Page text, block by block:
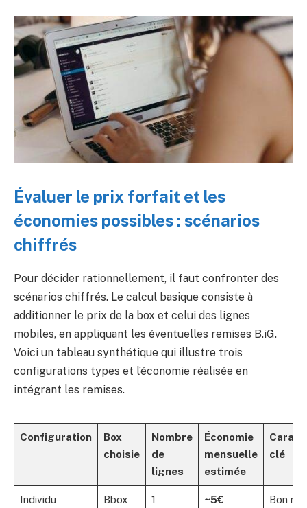
Évaluer le prix forfait et les
économies possibles : scénarios
chiffrés
Pour décider rationnellement, il faut confronter des
scénarios chiffrés. Le calcul basique consiste à
additionner le prix de la box et celui des lignes
mobiles, en appliquant les éventuelles remises B.iG.
Voici un tableau synthétique qui illustre trois
configurations types et l’économie réalisée en
intégrant les remises.
Configuration
Box
choisie
Nombre
de
lignes
Économie
mensuelle
estimée
clé
Individu
Bbox
1 ~5€
Bon